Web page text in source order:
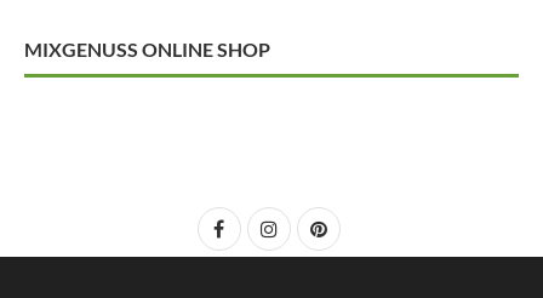
MIXGENUSS ONLINE SHOP